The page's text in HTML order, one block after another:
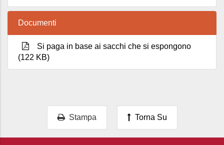
Documenti
Si paga in base ai sacchi che si espongono
(122 KB)
Stampa Torna Su